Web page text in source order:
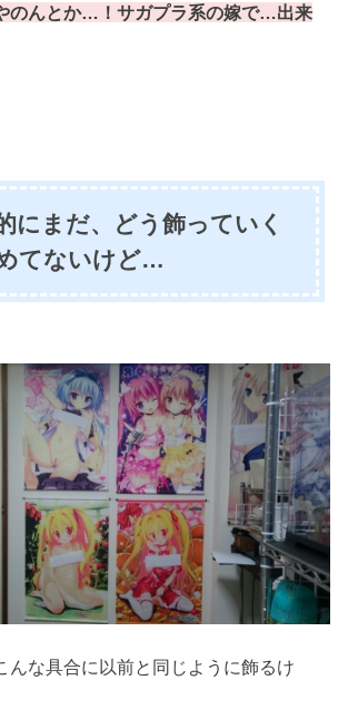
のんとか…！サガプラ系の嫁で…出来
にまだ、どう飾っていく
てないけど…
んな具合に以前と同じように飾るけ